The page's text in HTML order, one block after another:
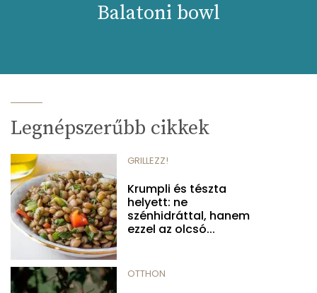
Balatoni bowl
Legnépszerűbb cikkek
GRILLEZZ!
Krumpli és tészta
helyett: ne
szénhidráttal, hanem
ezzel az olcsó...
OTTHON